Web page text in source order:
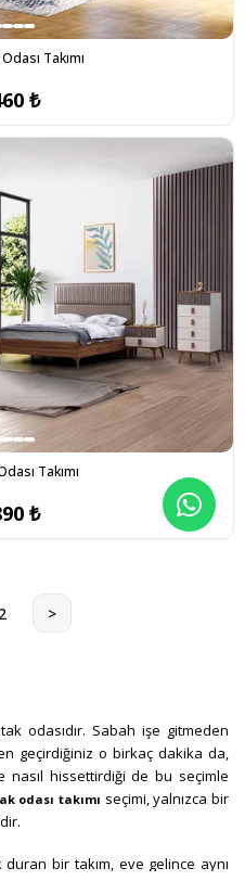
Takımı
₺
Takımı
₺
2 >
odasıdır. Sabah işe gitmeden
geçirdiğiniz o birkaç dakika da,
nasıl hissettirdiği de bu seçimle
odası takımı seçimi, yalnızca bir
bir takım, eve gelince aynı